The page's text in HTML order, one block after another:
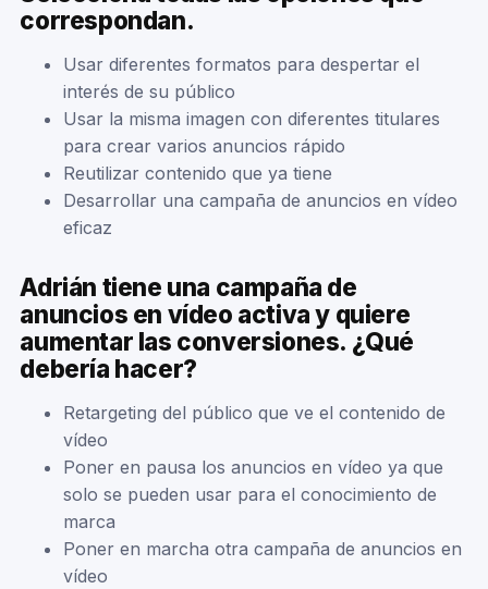
correspondan.
Usar diferentes formatos para despertar el
interés de su público
Usar la misma imagen con diferentes titulares
para crear varios anuncios rápido
Reutilizar contenido que ya tiene
Desarrollar una campaña de anuncios en vídeo
eficaz
Adrián tiene una campaña de
anuncios en vídeo activa y quiere
aumentar las conversiones. ¿Qué
debería hacer?
Retargeting del público que ve el contenido de
vídeo
Poner en pausa los anuncios en vídeo ya que
solo se pueden usar para el conocimiento de
marca
Poner en marcha otra campaña de anuncios en
vídeo